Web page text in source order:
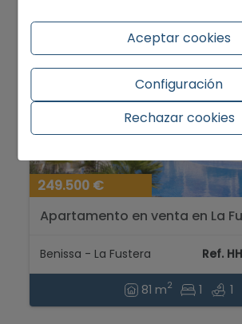
249.500 €
Apartamento en venta en La
Benissa - La Fustera Ref.
81 m2 1 1
Aceptar cookies
Configuración
Rechazar cookies